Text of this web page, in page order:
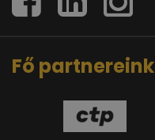
Fő partnereink